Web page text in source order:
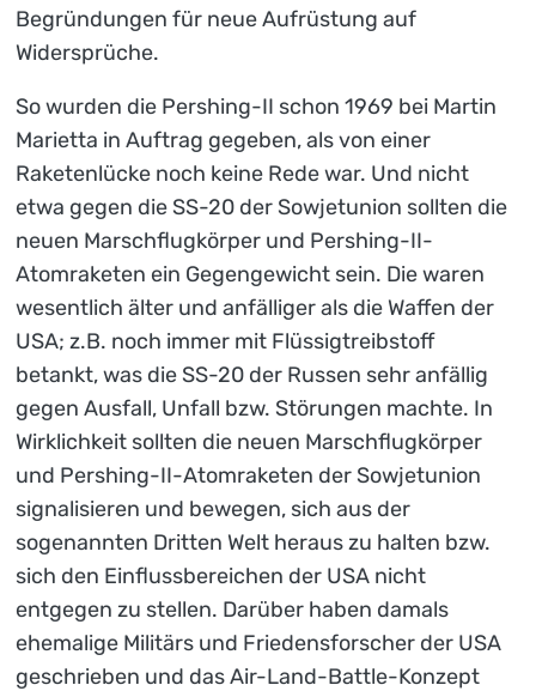
Begründungen für neue Aufrüstung auf
Widersprüche.
So wurden die Pershing-II schon 1969 bei Martin
Marietta in Auftrag gegeben, als von einer
Raketenlücke noch keine Rede war. Und nicht
etwa gegen die SS-20 der Sowjetunion sollten die
neuen Marschflugkörper und Pershing-II-
Atomraketen ein Gegengewicht sein. Die waren
wesentlich älter und anfälliger als die Waffen der
USA; z.B. noch immer mit Flüssigtreibstoff
betankt, was die SS-20 der Russen sehr anfällig
gegen Ausfall, Unfall bzw. Störungen machte. In
Wirklichkeit sollten die neuen Marschflugkörper
und Pershing-II-Atomraketen der Sowjetunion
signalisieren und bewegen, sich aus der
sogenannten Dritten Welt heraus zu halten bzw.
sich den Einflussbereichen der USA nicht
entgegen zu stellen. Darüber haben damals
ehemalige Militärs und Friedensforscher der USA
geschrieben und das Air-Land-Battle-Konzept